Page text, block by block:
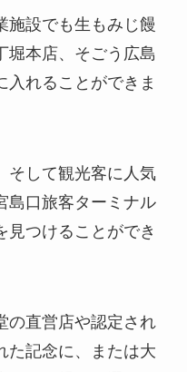
施設でも生もみじ饅
堀本店、そごう広島
入れることができま
そして観光客に人気
島口旅客ターミナル
見つけることができ
の直営店や認定され
た記念に、または大